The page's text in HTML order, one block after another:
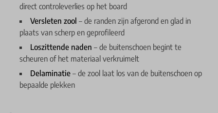
direct controleverlies op het board
Versleten zool – de randen zijn afgerond en glad in
plaats van scherp en geprofileerd
Loszittende naden – de buitenschoen begint te
scheuren of het materiaal verkruimelt
Delaminatie – de zool laat los van de buitenschoen op
bepaalde plekken